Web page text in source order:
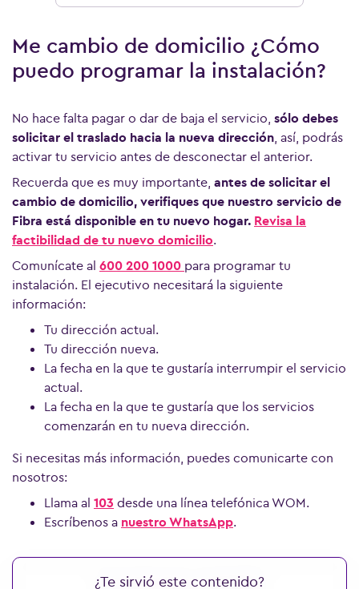
Me cambio de domicilio ¿Cómo
puedo programar la instalación?
No hace falta pagar o dar de baja el servicio, sólo debes
solicitar el traslado hacia la nueva dirección, así, podrás
activar tu servicio antes de desconectar el anterior.
Recuerda que es muy importante, antes de solicitar el
cambio de domicilio, verifiques que nuestro servicio de
Fibra está disponible en tu nuevo hogar. Revisa la
factibilidad de tu nuevo domicilio.
Comunícate al 600 200 1000 para programar tu
instalación. El ejecutivo necesitará la siguiente
información:
Tu dirección actual.
Tu dirección nueva.
La fecha en la que te gustaría interrumpir el servicio
actual.
La fecha en la que te gustaría que los servicios
comenzarán en tu nueva dirección.
Si necesitas más información, puedes comunicarte con
nosotros:
Llama al 103 desde una línea telefónica WOM.
Escríbenos a nuestro WhatsApp.
¿Te sirvió este contenido?